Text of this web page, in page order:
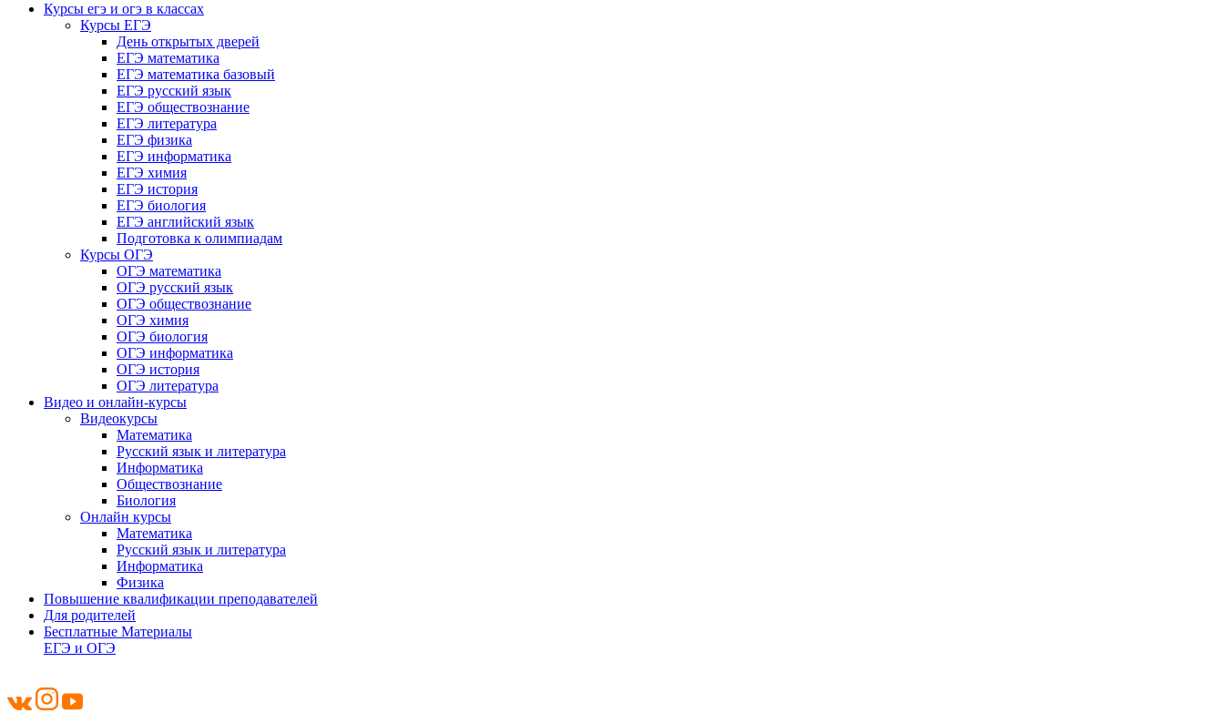
Курсы егэ и огэ в классах
Курсы ЕГЭ
День открытых дверей
ЕГЭ математика
ЕГЭ математика базовый
ЕГЭ русский язык
ЕГЭ обществознание
ЕГЭ литература
ЕГЭ физика
ЕГЭ информатика
ЕГЭ химия
ЕГЭ история
ЕГЭ биология
ЕГЭ английский язык
Подготовка к олимпиадам
Курсы ОГЭ
ОГЭ математика
ОГЭ русский язык
ОГЭ обществознание
ОГЭ химия
ОГЭ биология
ОГЭ информатика
ОГЭ история
ОГЭ литература
Видео и онлайн-курсы
Видеокурсы
Математика
Русский язык и литература
Информатика
Обществознание
Биология
Онлайн курсы
Математика
Русский язык и литература
Информатика
Физика
Повышение квалификации преподавателей
Для родителей
Бесплатные Материалы
ЕГЭ и ОГЭ